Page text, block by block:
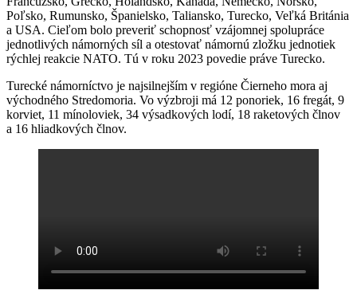
Poľsko, Rumunsko, Španielsko, Taliansko, Turecko, Veľká Británia
a USA. Cieľom bolo preveriť schopnosť vzájomnej spolupráce
jednotlivých námorných síl a otestovať námornú zložku jednotiek
rýchlej reakcie NATO. Tú v roku 2023 povedie práve Turecko.
Turecké námorníctvo je najsilnejším v regióne Čierneho mora aj
východného Stredomoria. Vo výzbroji má 12 ponoriek, 16 fregát, 9
korviet, 11 mínoloviek, 34 výsadkových lodí, 18 raketových člnov
a 16 hliadkových člnov.